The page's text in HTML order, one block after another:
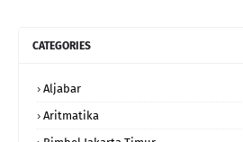
CATEGORIES
Aljabar
Aritmatika